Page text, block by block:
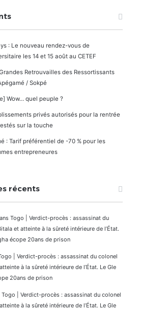
: Le nouveau rendez-vous de
les 14 et 15 août au CETEF
Retrouvailles des Ressortissants
/ Sokpé
Wow… quel peuple ?
privés autorisés pour la rentrée
sur la touche
: Tarif préférentiel de -70 % pour les
entrepreneures
récents
Togo | Verdict-procès : assassinat du
et atteinte à la sûreté intérieure de l’État.
écope 20ans de prison
| Verdict-procès : assassinat du colonel
à la sûreté intérieure de l’État. Le Gle
20ans de prison
Togo | Verdict-procès : assassinat du colonel
à la sûreté intérieure de l’État. Le Gle